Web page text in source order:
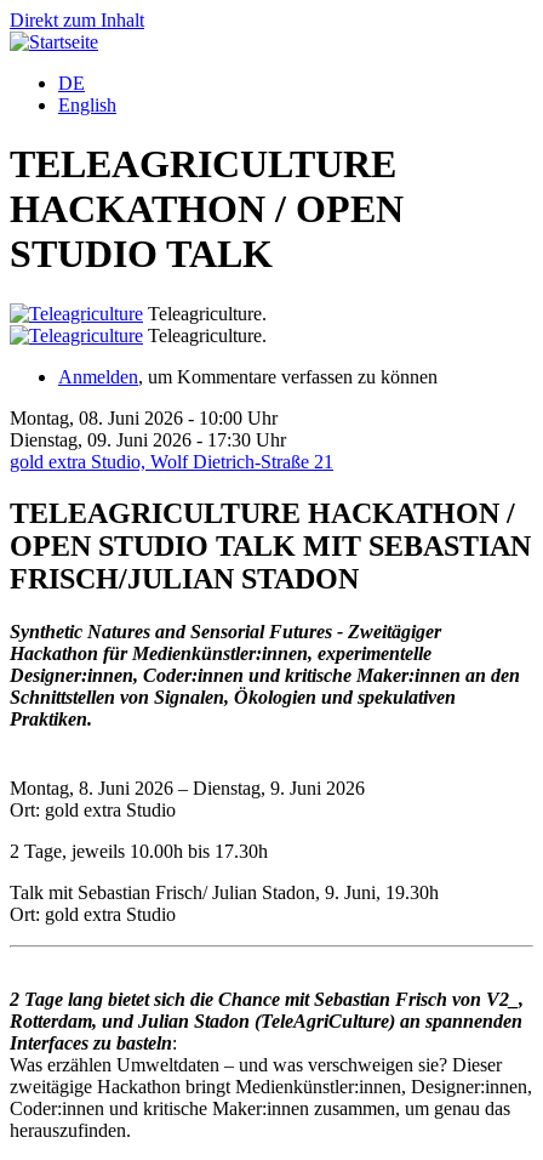
Direkt zum Inhalt
DE
English
TELEAGRICULTURE
HACKATHON / OPEN
STUDIO TALK
Teleagriculture.
Teleagriculture.
Anmelden, um Kommentare verfassen zu können
Montag, 08. Juni 2026 - 10:00 Uhr
Dienstag, 09. Juni 2026 - 17:30 Uhr
gold extra Studio, Wolf Dietrich-Straße 21
TELEAGRICULTURE HACKATHON /
OPEN STUDIO TALK MIT SEBASTIAN
FRISCH/JULIAN STADON
Synthetic Natures and Sensorial Futures - Zweitägiger
Hackathon für Medienkünstler:innen, experimentelle
Designer:innen, Coder:innen und kritische Maker:innen an den
Schnittstellen von Signalen, Ökologien und spekulativen
Praktiken.
Montag, 8. Juni 2026 – Dienstag, 9. Juni 2026
Ort: gold extra Studio
2 Tage, jeweils 10.00h bis 17.30h
Talk mit Sebastian Frisch/ Julian Stadon, 9. Juni, 19.30h
Ort: gold extra Studio
2 Tage lang bietet sich die Chance mit Sebastian Frisch von V2_,
Rotterdam, und Julian Stadon (TeleAgriCulture) an spannenden
Interfaces zu basteln:
Was erzählen Umweltdaten – und was verschweigen sie? Dieser
zweitägige Hackathon bringt Medienkünstler:innen, Designer:innen,
Coder:innen und kritische Maker:innen zusammen, um genau das
herauszufinden.